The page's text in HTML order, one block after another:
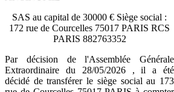
SAS au capital de 30000 € Siège social :
172 rue de Courcelles 75017 PARIS RCS
PARIS 882763352
Par décision de l'Assemblée Générale
Extraordinaire du 28/05/2026 , il a été
décidé de transférer le siège social au 173